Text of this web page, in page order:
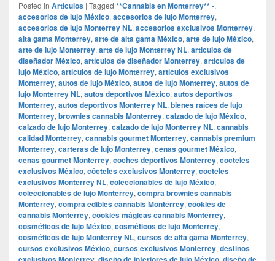
Posted in Articulos | Tagged **Cannabis en Monterrey** -,
accesorios de lujo México, accesorios de lujo Monterrey,
accesorios de lujo Monterrey NL, accesorios exclusivos Monterrey,
alta gama Monterrey, arte de alta gama México, arte de lujo México,
arte de lujo Monterrey, arte de lujo Monterrey NL, artículos de
diseñador México, artículos de diseñador Monterrey, artículos de
lujo México, artículos de lujo Monterrey, artículos exclusivos
Monterrey, autos de lujo México, autos de lujo Monterrey, autos de
lujo Monterrey NL, autos deportivos México, autos deportivos
Monterrey, autos deportivos Monterrey NL, bienes raíces de lujo
Monterrey, brownies cannabis Monterrey, calzado de lujo México,
calzado de lujo Monterrey, calzado de lujo Monterrey NL, cannabis
calidad Monterrey, cannabis gourmet Monterrey, cannabis premium
Monterrey, carteras de lujo Monterrey, cenas gourmet México,
cenas gourmet Monterrey, coches deportivos Monterrey, cocteles
exclusivos México, cócteles exclusivos Monterrey, cocteles
exclusivos Monterrey NL, coleccionables de lujo México,
coleccionables de lujo Monterrey, compra brownies cannabis
Monterrey, compra edibles cannabis Monterrey, cookies de
cannabis Monterrey, cookies mágicas cannabis Monterrey,
cosméticos de lujo México, cosméticos de lujo Monterrey,
cosméticos de lujo Monterrey NL, cursos de alta gama Monterrey,
cursos exclusivos México, cursos exclusivos Monterrey, destinos
, ,